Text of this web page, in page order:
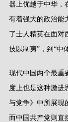
器上优越于中华，
有着强大的政治能
了士人精英在面对
技以制夷” ，到 “中
现代中国两个最重
度上也是这种激进
与党争》中所展现
而中国共产党则直